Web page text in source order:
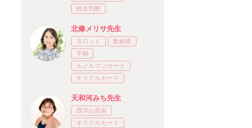
姓名判断
北條メリサ先生
タロット
数秘術
手相
ルノルマンカード
オラクルカード
天和河みち先生
西洋占星術
オラクルカード